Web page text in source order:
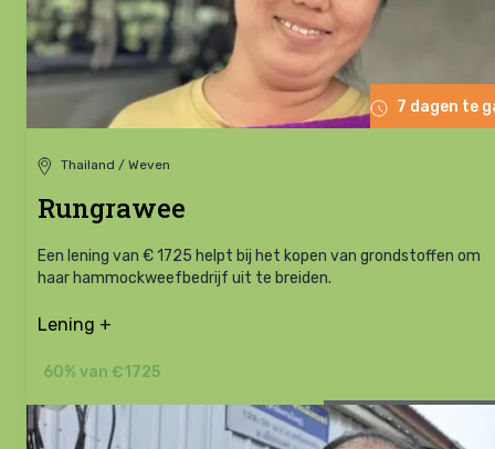
7 dagen te
Thailand / Weven
Rungrawee
Een lening van € 1725 helpt bij het kopen van grondstoffen om
haar hammockweefbedrijf uit te breiden.
Lening +
60% van €1725